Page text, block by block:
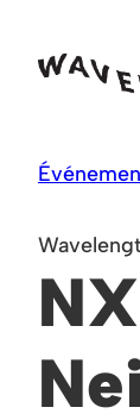
content